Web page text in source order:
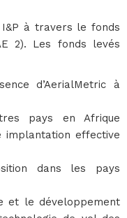
à travers le fonds
2). Les fonds levés
d’AerialMetric à
pays en Afrique
implantation effective
dans les pays
et le développement